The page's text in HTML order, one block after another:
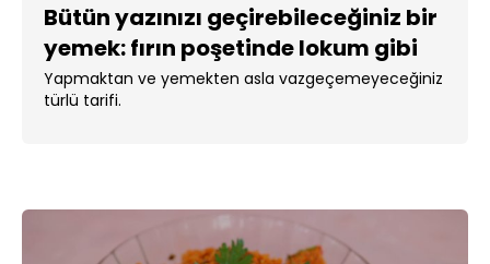
Bütün yazınızı geçirebileceğiniz bir
yemek: fırın poşetinde lokum gibi
türlü!
Yapmaktan ve yemekten asla vazgeçemeyeceğiniz
türlü tarifi.